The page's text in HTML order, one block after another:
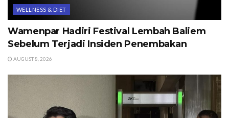
WELLNESS & DIET
Wamenpar Hadiri Festival Lembah Baliem
Sebelum Terjadi Insiden Penembakan
AUGUST 8, 2026